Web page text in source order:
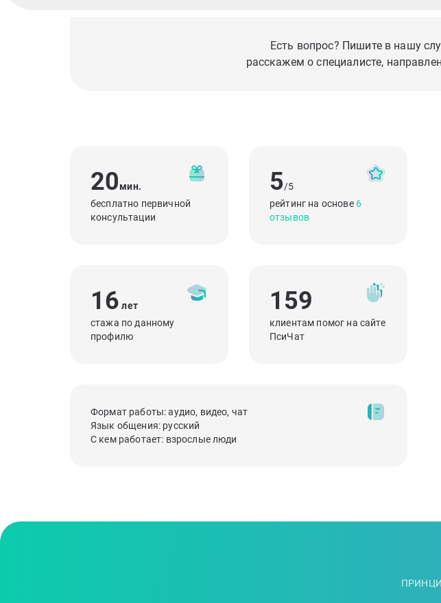
Есть вопрос? Пишите в нашу
расскажем о специалисте,
20мин.
бесплатно первичной
консультации
5/5
рейтинг на основе 6
отзывов
16 лет
стажа по данному
профилю
159
клиентам помог на сайте
ПсиЧат
Формат работы: аудио, видео, чат
Язык общения: русский
С кем работает: взрослые люди